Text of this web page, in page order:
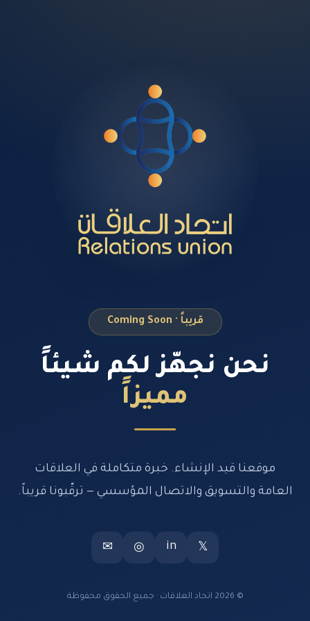
قريباً · Coming Soon
نحن نجهّز لكم شيئاً
مميزاً
موقعنا قيد الإنشاء. خبرة متكاملة في العلاقات
العامة والتسويق والاتصال المؤسسي — ترقّبونا قريباً.
𝕏
in
◎
✉
© 2026 اتحاد العلاقات · جميع الحقوق محفوظة